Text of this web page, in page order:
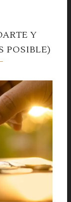
Y
POSIBLE)